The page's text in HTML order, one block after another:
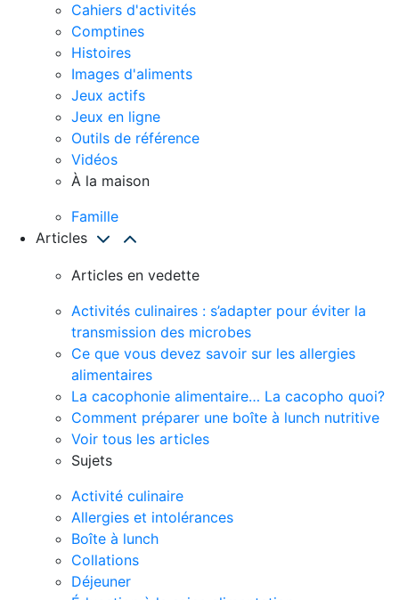
Cahiers d'activités
Comptines
Histoires
Images d'aliments
Jeux actifs
Jeux en ligne
Outils de référence
Vidéos
À la maison
Famille
Articles
Articles en vedette
Activités culinaires : s’adapter pour éviter la
transmission des microbes
Ce que vous devez savoir sur les allergies
alimentaires
La cacophonie alimentaire… La cacopho quoi?
Comment préparer une boîte à lunch nutritive
Voir tous les articles
Sujets
Activité culinaire
Allergies et intolérances
Boîte à lunch
Collations
Déjeuner